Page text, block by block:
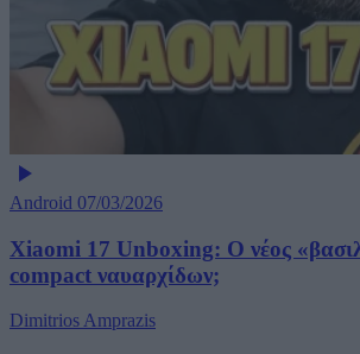
Android 07/03/2026
Xiaomi 17 Unboxing: Ο νέος
compact ναυαρχίδων;
Dimitrios Amprazis